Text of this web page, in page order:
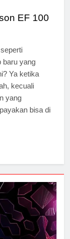
EF 100
baru yang
Ya ketika
kecuali
yang
bisa di